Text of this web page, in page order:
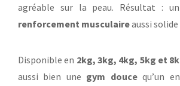
agréable sur la peau. Résultat :
renforcement musculaireaussi
Disponible en 2kg, 3kg, 4kg, 5kg et
aussi bien une gym doucequ’un